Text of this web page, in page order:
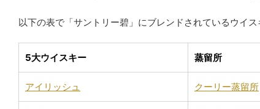
以下の表で「サントリー碧」にブレンドされているウイス
5大ウイスキー 蒸留所
アイリッシュ クーリー蒸留所